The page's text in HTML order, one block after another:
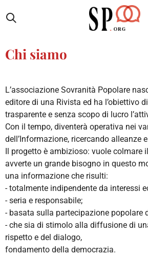
al
principale
Chi siamo
L’associazione Sovranità Popolare
editore di una Rivista ed ha l’obiettivo
trasparente e senza scopo di lucro
Con il tempo, diventerà operativa nei
dell’Informazione, ricercando alleanze
Il progetto è ambizioso: vuole colmare
avverte un grande bisogno in questo
una informazione che risulti:
- totalmente indipendente da interessi
- seria e responsabile;
- basata sulla partecipazione popolare
- che sia di stimolo alla diffusione di
rispetto e del dialogo,
fondamento della democrazia.